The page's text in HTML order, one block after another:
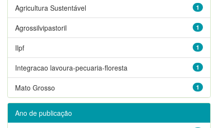
1
Agricultura Sustentável
1
Agrossilvipastoril
1
Ilpf
1
Integracao lavoura-pecuaria-floresta
1
Mato Grosso
Ano de publicação